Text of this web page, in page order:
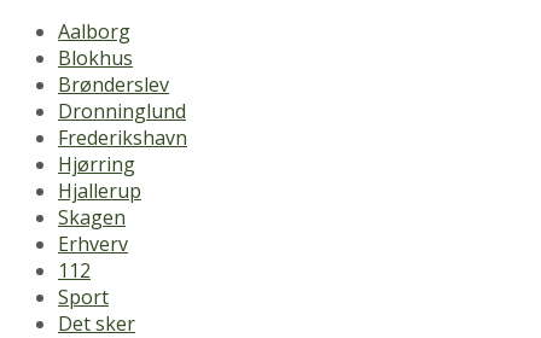
Aalborg
Blokhus
Brønderslev
Dronninglund
Frederikshavn
Hjørring
Hjallerup
Skagen
Erhverv
112
Sport
Det sker